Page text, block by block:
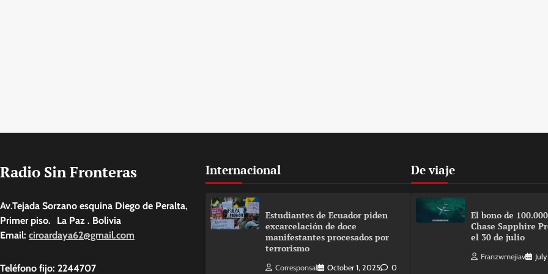
Radio Sin Fronteras
Av.Tejada Sorzano esquina Diego de Peralta,
Primer piso. La Paz . Bolivia
Email: ciroardaya62@gmail.com
Teléfono fijo: 2244707
Internacional
Estudiantes de Ecuador piden
excarcelación de doce
manifestantes procesados por
terrorismo
Corresponsal October 1, 2025 0
De viaje
El bono de
Chase Sapphire
el 30 de julio
Franzwmejiav